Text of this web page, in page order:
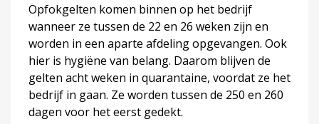
Opfokgelten komen binnen op het bedrijf
wanneer ze tussen de 22 en 26 weken zijn en
worden in een aparte afdeling opgevangen. Ook
hier is hygiëne van belang. Daarom blijven de
gelten acht weken in quarantaine, voordat ze het
bedrijf in gaan. Ze worden tussen de 250 en 260
dagen voor het eerst gedekt.